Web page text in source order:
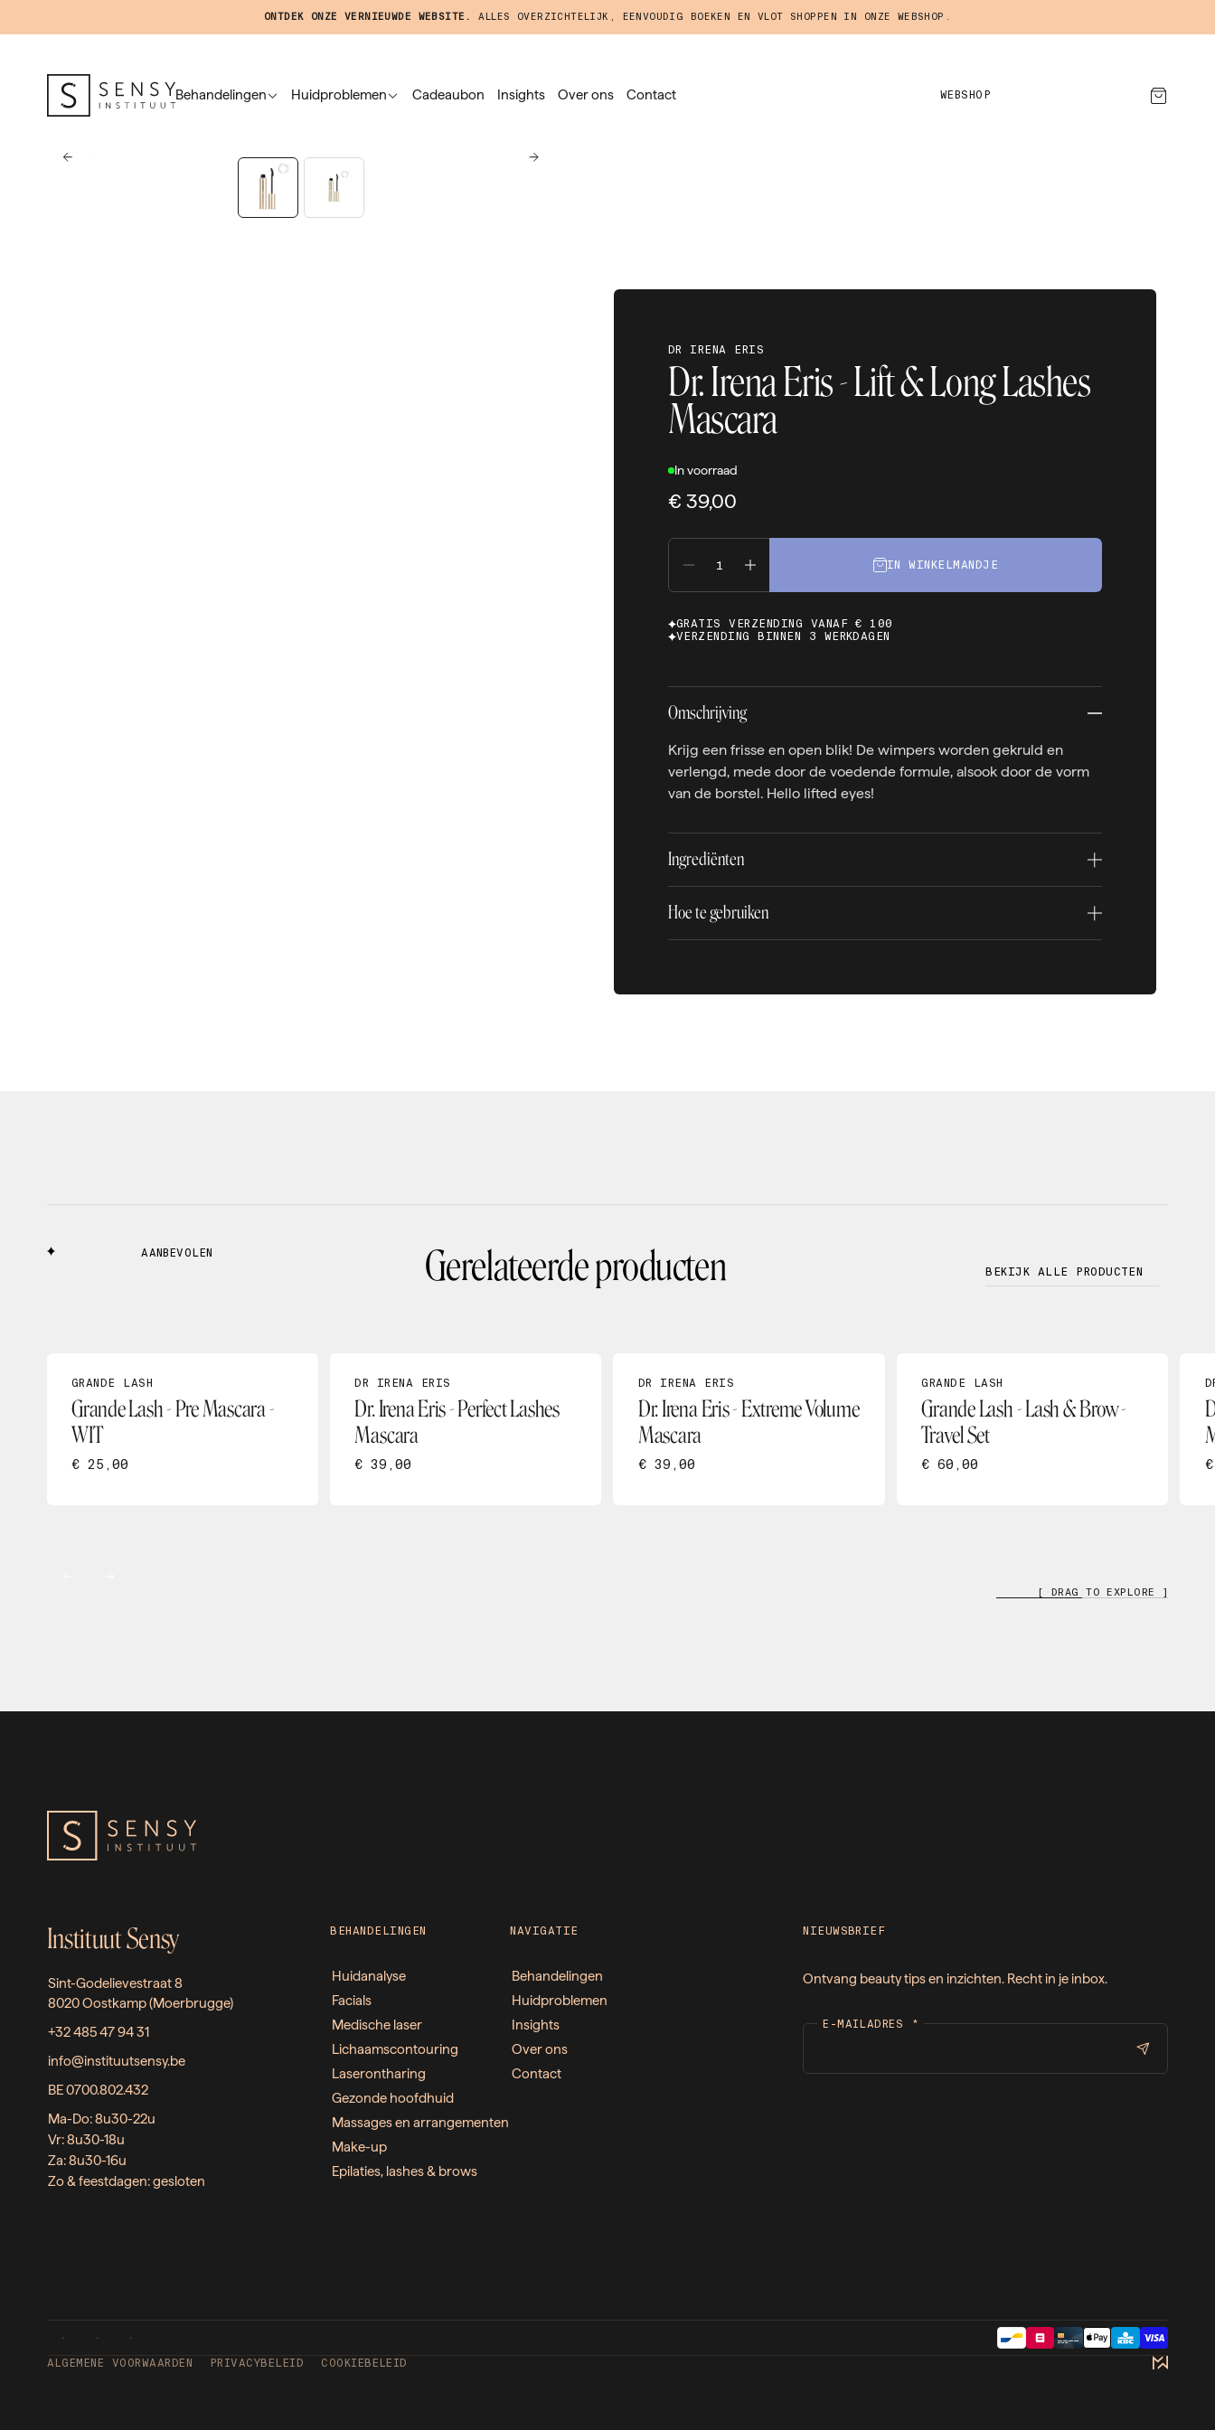
ONTDEK ONZE VERNIEUWDE WEBSITE. ALLES OVERZICHTELIJK, EENVOUDIG BOEKEN EN VLOT SHOPPEN IN ONZE WEBSHOP.
Behandelingen Huidproblemen Cadeaubon Insights Over ons Contact WEBSHOP
DR IRENA ERIS
Dr. Irena Eris - Lift & Long Lashes
Mascara
In voorraad
€ 39,00
IN WINKELMANDJE
GRATIS VERZENDING VANAF € 100
VERZENDING BINNEN 3 WERKDAGEN
Omschrijving
Krijg een frisse en open blik! De wimpers worden gekruld en
verlengd, mede door de voedende formule, alsook door de vorm
van de borstel. Hello lifted eyes!
Ingrediënten
Hoe te gebruiken
AANBEVOLEN Gerelateerde producten BEKIJK ALLE PRODUCTEN
GRANDE LASH
Grande Lash - Pre Mascara -
WIT
€ 25,00
DR IRENA ERIS
Dr. Irena Eris - Perfect Lashes
Mascara
€ 39,00
DR IRENA ERIS
Dr. Irena Eris - Extreme Volume
Mascara
€ 39,00
GRANDE LASH
Grande Lash - Lash & Brow -
Travel Set
€ 60,00
[ DRAG TO EXPLORE ]
Instituut Sensy
Sint-Godelievestraat 8
8020 Oostkamp (Moerbrugge)
+32 485 47 94 31
info@instituutsensy.be
BE 0700.802.432
Ma-Do: 8u30-22u
Vr: 8u30-18u
Za: 8u30-16u
Zo & feestdagen: gesloten
BEHANDELINGEN
Huidanalyse
Facials
Medische laser
Lichaamscontouring
Laserontharing
Gezonde hoofdhuid
Massages en arrangementen
Make-up
Epilaties, lashes & brows
NAVIGATIE
Behandelingen
Huidproblemen
Insights
Over ons
Contact
NIEUWSBRIEF
Ontvang beauty tips en inzichten. Recht in je inbox.
E-MAILADRES *
ALGEMENE VOORWAARDEN PRIVACYBELEID COOKIEBELEID